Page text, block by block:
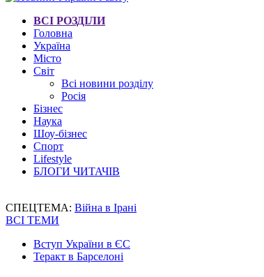
ВСІ РОЗДІЛИ
Головна
Україна
Місто
Світ
Всі новини розділу
Росія
Бізнес
Наука
Шоу-бізнес
Спорт
Lifestyle
БЛОГИ ЧИТАЧІВ
СПЕЦТЕМА: Війна в Ірані
ВСІ ТЕМИ
Вступ України в ЄС
Теракт в Барселоні